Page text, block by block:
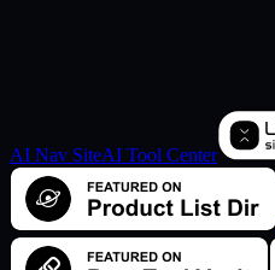
AI Nav SiteAI Tool Center